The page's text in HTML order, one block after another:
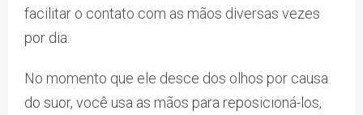
facilitar o contato com as mãos diversas vezes
por dia.
No momento que ele desce dos olhos por causa
do suor, você usa as mãos para reposicioná-los,